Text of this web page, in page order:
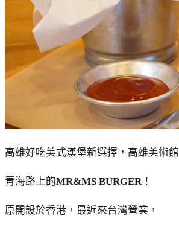
高雄好吃美式漢堡新選擇，高雄美術館
青海路上的MR&MS BURGER！
原開設於香港，最近來台灣營業，